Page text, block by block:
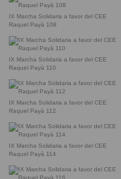
IX Marcha Solidaria a favor del CEE
Raquel Payà 108
IX Marcha Solidaria a favor del CEE
Raquel Payà 110
IX Marcha Solidaria a favor del CEE
Raquel Payà 112
IX Marcha Solidaria a favor del CEE
Raquel Payà 114